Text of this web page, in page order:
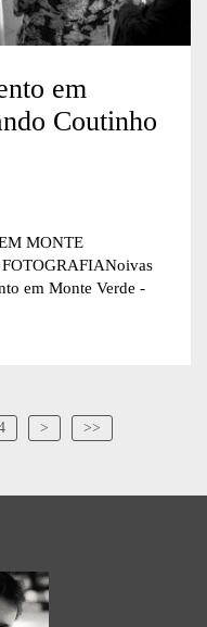
em
Coutinho
MONTE
em Monte Verde -
> >>